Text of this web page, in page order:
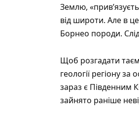
Землю,
від широти. Але в
Борнео породи.
Щоб розгадати
геології регіону
зараз є Південним
зайнято раніше